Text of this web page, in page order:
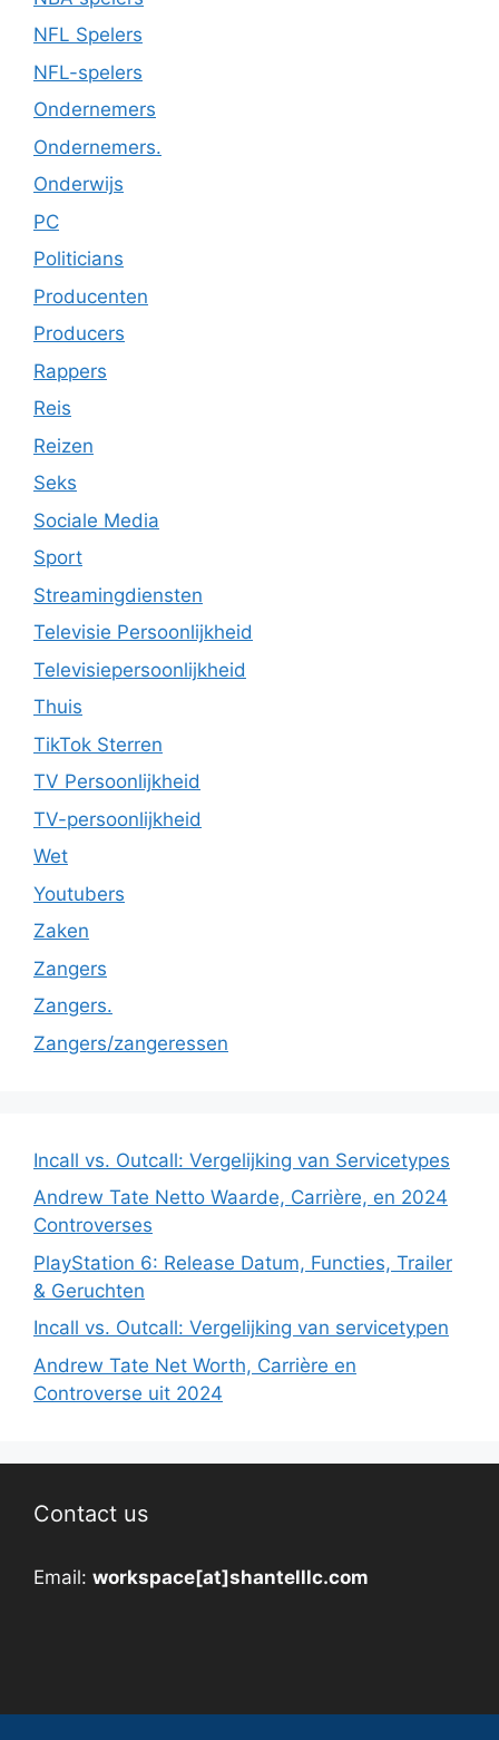
NFL Spelers
NFL-spelers
Ondernemers
Ondernemers.
Onderwijs
PC
Politicians
Producenten
Producers
Rappers
Reis
Reizen
Seks
Sociale Media
Sport
Streamingdiensten
Televisie Persoonlijkheid
Televisiepersoonlijkheid
Thuis
TikTok Sterren
TV Persoonlijkheid
TV-persoonlijkheid
Wet
Youtubers
Zaken
Zangers
Zangers.
Zangers/zangeressen
Incall vs. Outcall: Vergelijking van Servicetypes
Andrew Tate Netto Waarde, Carrière, en 2024
Controverses
PlayStation 6: Release Datum, Functies, Trailer
& Geruchten
Incall vs. Outcall: Vergelijking van servicetypen
Andrew Tate Net Worth, Carrière en
Controverse uit 2024
Contact us
Email: workspace[at]shantelllc.com